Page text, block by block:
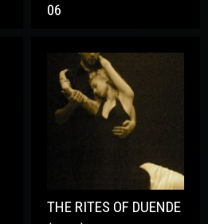
06
THE RITES OF DUENDE